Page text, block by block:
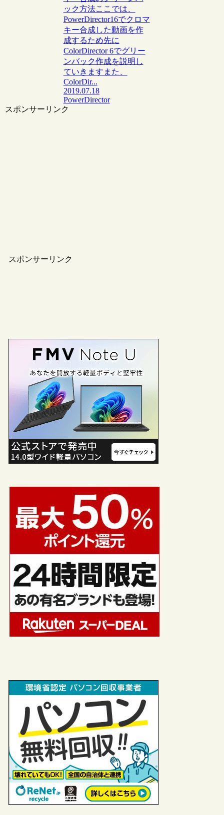
ック方法ここでは、
PowerDirector16でクロマ
キー合成した動画を作
成するため先に
ColorDirector 6でグリー
ンバック作成を説明し
ていきますまた、
ColorDir...
2019.07.18
PowerDirector
スポンサーリンク
スポンサーリンク